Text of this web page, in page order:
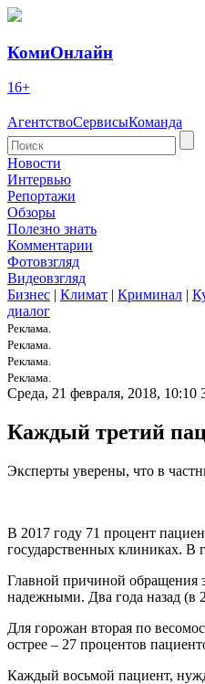
КомиОнлайн
16+
АгентствоСервисыКоманда
Новости
Интервью
Репортажи
Обзоры
Полезно знать
Комментарии
Фотовзгляд
Видеовзгляд
Бизнес | Климат | Криминал |
диалог
Реклама.
Реклама.
Реклама.
Реклама.
Среда, 21 февраля, 2018, 10:10
Каждый третий
Эксперты уверены, что в
В 2017 году 71 процент
государственных клиниках. В
Главной причиной обращения
надежными. Два года назад (в
Для горожан вторая по
острее – 27 процентов
Каждый восьмой пациент,